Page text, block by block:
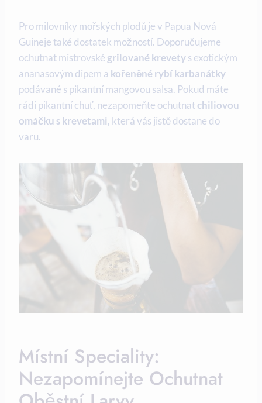
Pro ‌milovníky mořských plodů ‍je v Papua Nová
Guineje také ⁣dostatek možností. ​Doporučujeme
ochutnat‌ mistrovské​ grilované krevetys exotickým‍
ananasovým dipem a kořeněné rybí karbanátky
podávané s pikantní mangovou salsa. Pokud máte
rádi ‌pikantní chuť, nezapomeňte ‌ochutnatchiliovou
omáčku s krevetami, která vás jistě dostane do
varu.
Místní Speciality:
Nezapomínejte Ochutnat⁣